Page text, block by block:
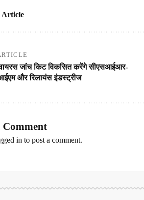
Article
वायरस जांच किट विकसित करेंगे सीएसआईआर-
और रिलायंस इंडस्ट्रीज
Comment
in to post a comment.